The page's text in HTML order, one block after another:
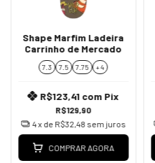
Shape Marfim Ladeira
Carrinho de Mercado
7.3 7.5 7.75 + 4
R$129,90
R$123,41 com Pix
4x de R$32,48 sem juros
COMPRAR AGORA